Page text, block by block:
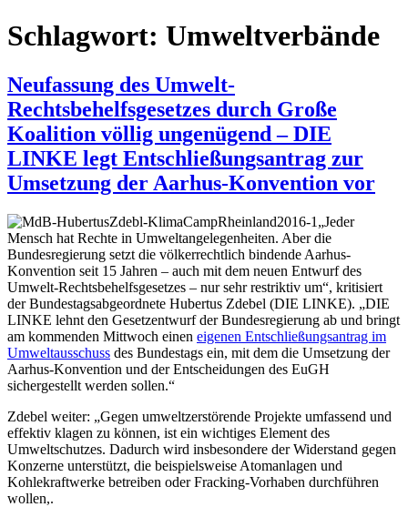
Schlagwort: Umweltverbände
Neufassung des Umwelt-
Rechtsbehelfsgesetzes durch Große
Koalition völlig ungenügend – DIE
LINKE legt Entschließungsantrag zur
Umsetzung der Aarhus-Konvention vor
„Jeder
Mensch hat Rechte in Umweltangelegenheiten. Aber die
Bundesregierung setzt die völkerrechtlich bindende Aarhus-
Konvention seit 15 Jahren – auch mit dem neuen Entwurf des
Umwelt-Rechtsbehelfsgesetzes – nur sehr restriktiv um“, kritisiert
der Bundestagsabgeordnete Hubertus Zdebel (DIE LINKE). „DIE
LINKE lehnt den Gesetzentwurf der Bundesregierung ab und bringt
am kommenden Mittwoch einen eigenen Entschließungsantrag im
Umweltausschuss des Bundestags ein, mit dem die Umsetzung der
Aarhus-Konvention und der Entscheidungen des EuGH
sichergestellt werden sollen.“
Zdebel weiter: „Gegen umweltzerstörende Projekte umfassend und
effektiv klagen zu können, ist ein wichtiges Element des
Umweltschutzes. Dadurch wird insbesondere der Widerstand gegen
Konzerne unterstützt, die beispielsweise Atomanlagen und
Kohlekraftwerke betreiben oder Fracking-Vorhaben durchführen
wollen,.